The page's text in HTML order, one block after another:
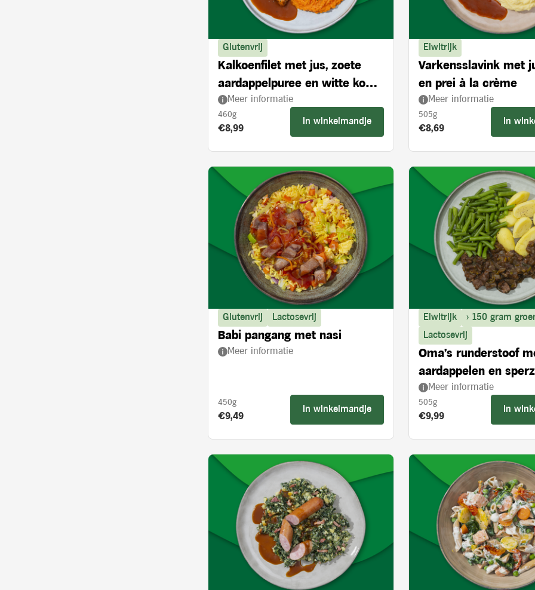
Glutenvrij
Kalkoenfilet met jus, zoete
aardappelpuree en witte kool
met kerrie en appelstukjes
Meer informatie
460g
Product prijs:
€8,99
In winkelmandje
Eiwitrijk
Varkensslavink met
en prei à la crème
Meer informatie
505g
Product prijs:
€8,69
In
Glutenvrij Lactosevrij
Babi pangang met nasi
Meer informatie
450g
Product prijs:
€9,49
In winkelmandje
Eiwitrijk
> 150 gram
Lactosevrij
Oma's runderstoof
aardappelen en
Meer informatie
505g
Product prijs:
€9,99
In